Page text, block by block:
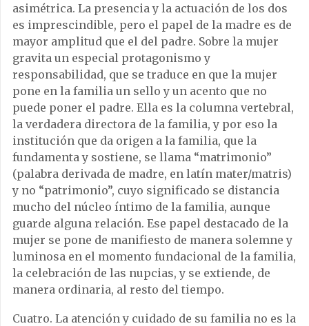
asimétrica. La presencia y la actuación de los dos
es imprescindible, pero el papel de la madre es de
mayor amplitud que el del padre. Sobre la mujer
gravita un especial protagonismo y
responsabilidad, que se traduce en que la mujer
pone en la familia un sello y un acento que no
puede poner el padre. Ella es la columna vertebral,
la verdadera directora de la familia, y por eso la
institución que da origen a la familia, que la
fundamenta y sostiene, se llama “matrimonio”
(palabra derivada de madre, en latín mater/matris)
y no “patrimonio”, cuyo significado se distancia
mucho del núcleo íntimo de la familia, aunque
guarde alguna relación. Ese papel destacado de la
mujer se pone de manifiesto de manera solemne y
luminosa en el momento fundacional de la familia,
la celebración de las nupcias, y se extiende, de
manera ordinaria, al resto del tiempo.
Cuatro. La atención y cuidado de su familia no es la